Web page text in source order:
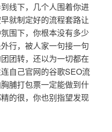
线下，几个人围着你进
就制定好的流程套路让
围下，你根本没有多少
行，被人家一句接一句
团转，还以为一切都在
自己官网的谷歌SEO流
脯打包票一定能做到什
的很，你也别指望发现